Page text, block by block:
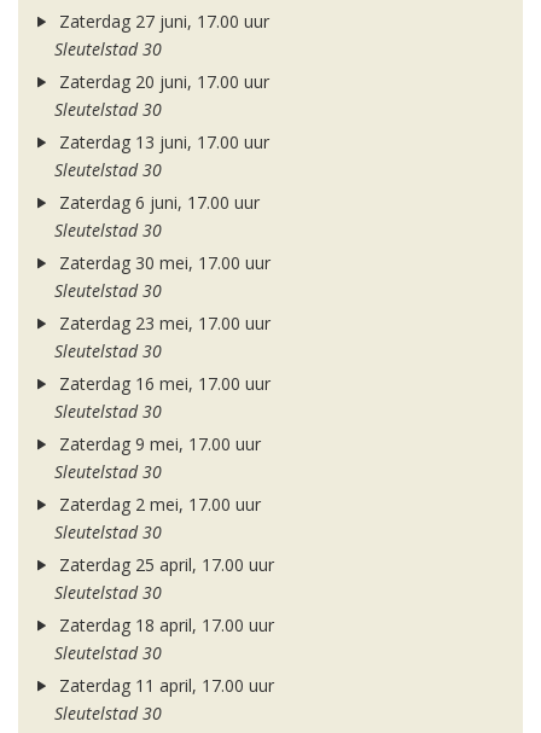
Zaterdag 27 juni, 17.00 uur
Sleutelstad 30
Zaterdag 20 juni, 17.00 uur
Sleutelstad 30
Zaterdag 13 juni, 17.00 uur
Sleutelstad 30
Zaterdag 6 juni, 17.00 uur
Sleutelstad 30
Zaterdag 30 mei, 17.00 uur
Sleutelstad 30
Zaterdag 23 mei, 17.00 uur
Sleutelstad 30
Zaterdag 16 mei, 17.00 uur
Sleutelstad 30
Zaterdag 9 mei, 17.00 uur
Sleutelstad 30
Zaterdag 2 mei, 17.00 uur
Sleutelstad 30
Zaterdag 25 april, 17.00 uur
Sleutelstad 30
Zaterdag 18 april, 17.00 uur
Sleutelstad 30
Zaterdag 11 april, 17.00 uur
Sleutelstad 30